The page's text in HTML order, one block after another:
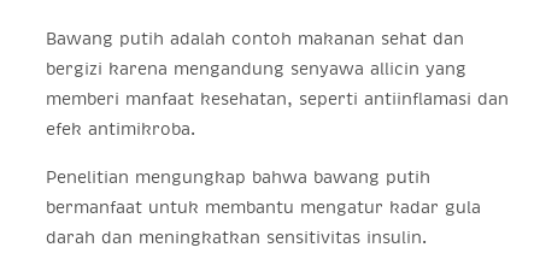
Bawang putih adalah contoh makanan sehat dan
bergizi karena mengandung senyawa allicin yang
memberi manfaat kesehatan, seperti antiinflamasi dan
efek antimikroba.
Penelitian mengungkap bahwa bawang putih
bermanfaat untuk membantu mengatur kadar gula
darah dan meningkatkan sensitivitas insulin.